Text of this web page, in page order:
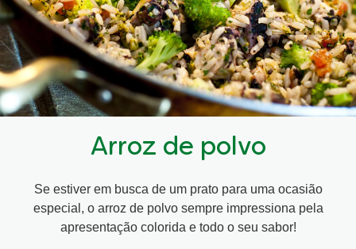
Arroz de polvo
Se estiver em busca de um prato para uma ocasião
especial, o arroz de polvo sempre impressiona pela
apresentação colorida e todo o seu sabor!